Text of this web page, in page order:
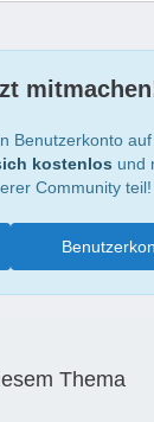
Benutzerkonto
kostenlos und
Community teil!
Thema